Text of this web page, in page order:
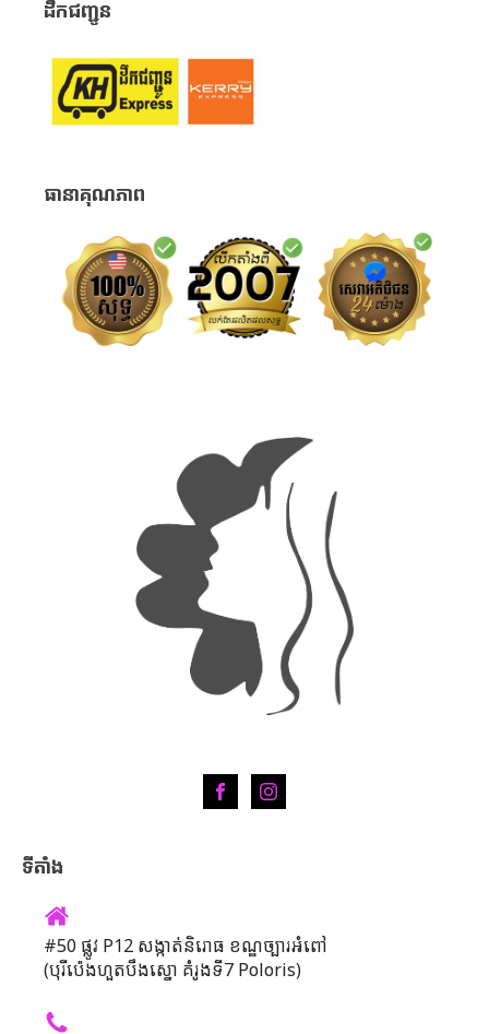
ដឹកជញ្ជូន
ធានាគុណភាព
ទីតាំង
#50 ផ្លូវ P12 សង្កាត់និរោធ ខណ្ឌច្បារអំពៅ
(បុរីប៉េងហួតបឹងស្នោ គំរូងទី7 Poloris)